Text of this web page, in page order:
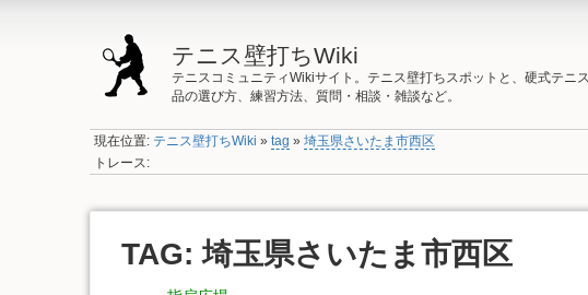
テニス壁打ちWiki
テニスコミュニティWikiサイト。テニス壁打ちスポットと、硬式テニ
品の選び方、練習方法、質問・相談・雑談など。
現在位置: テニス壁打ちWiki »tag »埼玉県さいたま市西区
トレース:
TAG: 埼玉県さいたま市西区